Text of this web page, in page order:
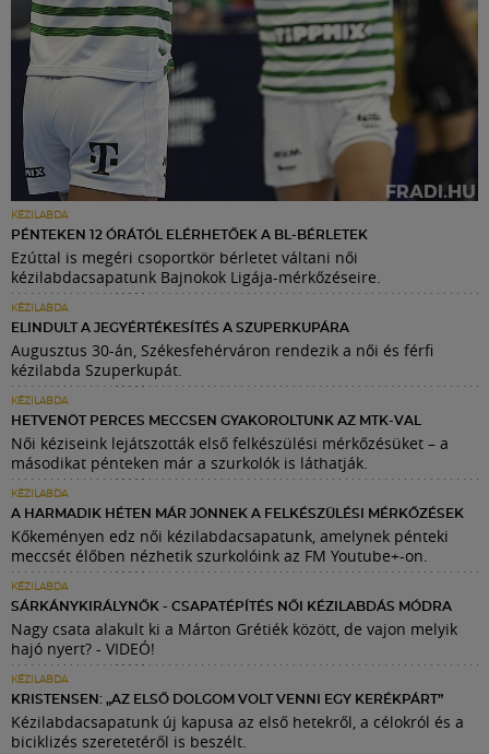
KÉZILABDA
PÉNTEKEN 12 ÓRÁTÓL ELÉRHETŐEK A BL-BÉRLETEK
Ezúttal is megéri csoportkör bérletet váltani női
kézilabdacsapatunk Bajnokok Ligája-mérkőzéseire.
KÉZILABDA
ELINDULT A JEGYÉRTÉKESÍTÉS A SZUPERKUPÁRA
Augusztus 30-án, Székesfehérváron rendezik a női és férfi
kézilabda Szuperkupát.
KÉZILABDA
HETVENÖT PERCES MECCSEN GYAKOROLTUNK AZ MTK-VAL
Női kéziseink lejátszották első felkészülési mérkőzésüket – a
másodikat pénteken már a szurkolók is láthatják.
KÉZILABDA
A HARMADIK HÉTEN MÁR JÖNNEK A FELKÉSZÜLÉSI MÉRKŐZÉSEK
Kőkeményen edz női kézilabdacsapatunk, amelynek pénteki
meccsét élőben nézhetik szurkolóink az FM Youtube+-on.
KÉZILABDA
SÁRKÁNYKIRÁLYNŐK - CSAPATÉPÍTÉS NŐI KÉZILABDÁS MÓDRA
Nagy csata alakult ki a Márton Grétiék között, de vajon melyik
hajó nyert? - VIDEÓ!
KÉZILABDA
KRISTENSEN: „AZ ELSŐ DOLGOM VOLT VENNI EGY KERÉKPÁRT”
Kézilabdacsapatunk új kapusa az első hetekről, a célokról és a
biciklizés szeretetéről is beszélt.